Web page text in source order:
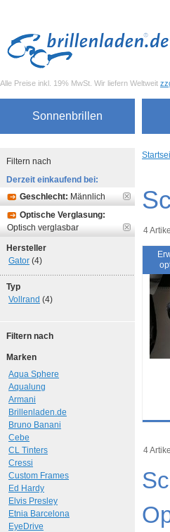
Alle Preise inkl. 19% MwSt. Wir liefern Weltweit
Sonnenbrillen
4 Artikel
Art.-
4 Artikel
Filtern nach
Derzeit einkaufend bei:
Geschlecht: Männlich
Optische Verglasung:
Optisch verglasbar
Hersteller
Gator (4)
Typ
Vollrand (4)
Filtern nach
Marken
Aqua Sphere
Aqualung
Armani
Brillenladen.de
Bruno Banani
Cebe
CL Tinters
Cressi
Custom Frames
Ed Hardy
Elvis Presley
Etnia Barcelona
EyeDrive